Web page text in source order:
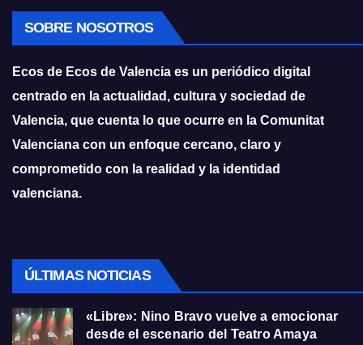
SOBRE NOSOTROS
Ecos de Ecos de Valencia es un periódico digital
centrado en la actualidad, cultura y sociedad de
Valencia, que cuenta lo que ocurre en la Comunitat
Valenciana con un enfoque cercano, claro y
comprometido con la realidad y la identidad
valenciana.
ÚLTIMAS NOTICIAS
«Libre»: Nino Bravo vuelve a emocionar
desde el escenario del Teatro Amaya